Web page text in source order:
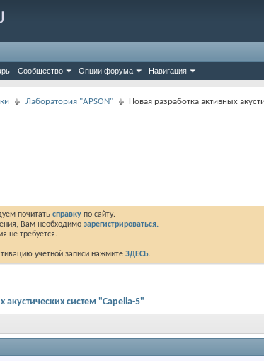
Сообщество Опции форума Навигация
Лаборатория "APSON" Новая разработка активных
почитать справку по сайту.
Вам необходимо зарегистрироваться.
не требуется.
учетной записи нажмите ЗДЕСЬ.
акустических систем "Capella-5"